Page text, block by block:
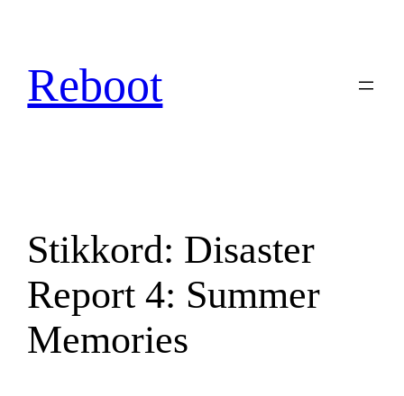
innhold
Reboot
Stikkord: Disaster
Report 4: Summer
Memories